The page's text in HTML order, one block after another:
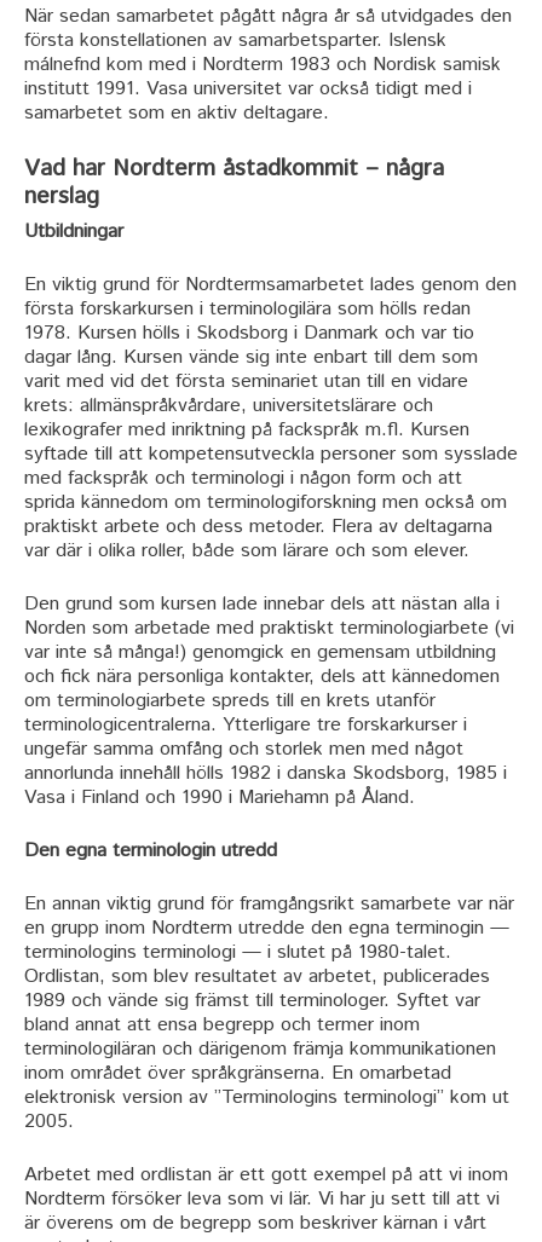
När sedan samarbetet pågått några år så utvidgades den
första konstellationen av samarbetsparter. Islensk
málnefnd kom med i Nordterm 1983 och Nordisk samisk
institutt 1991. Vasa universitet var också tidigt med i
samarbetet som en aktiv deltagare.
Vad har Nordterm åstadkommit – några
nerslag
Utbildningar
En viktig grund för Nordtermsamarbetet lades genom den
första forskarkursen i terminologilära som hölls redan
1978. Kursen hölls i Skodsborg i Danmark och var tio
dagar lång. Kursen vände sig inte enbart till dem som
varit med vid det första seminariet utan till en vidare
krets: allmänspråkvårdare, universitetslärare och
lexikografer med inriktning på fackspråk m.fl. Kursen
syftade till att kompetensutveckla personer som sysslade
med fackspråk och terminologi i någon form och att
sprida kännedom om terminologiforskning men också om
praktiskt arbete och dess metoder. Flera av deltagarna
var där i olika roller, både som lärare och som elever.
Den grund som kursen lade innebar dels att nästan alla i
Norden som arbetade med praktiskt terminologiarbete (vi
var inte så många!) genomgick en gemensam utbildning
och fick nära personliga kontakter, dels att kännedomen
om terminologiarbete spreds till en krets utanför
terminologicentralerna. Ytterligare tre forskarkurser i
ungefär samma omfång och storlek men med något
annorlunda innehåll hölls 1982 i danska Skodsborg, 1985 i
Vasa i Finland och 1990 i Mariehamn på Åland.
Den egna terminologin utredd
En annan viktig grund för framgångsrikt samarbete var när
en grupp inom Nordterm utredde den egna terminogin —
terminologins terminologi — i slutet på 1980-talet.
Ordlistan, som blev resultatet av arbetet, publicerades
1989 och vände sig främst till terminologer. Syftet var
bland annat att ensa begrepp och termer inom
terminologiläran och därigenom främja kommunikationen
inom området över språkgränserna. En omarbetad
elektronisk version av ”Terminologins terminologi” kom ut
2005.
Arbetet med ordlistan är ett gott exempel på att vi inom
Nordterm försöker leva som vi lär. Vi har ju sett till att vi
är överens om de begrepp som beskriver kärnan i vårt